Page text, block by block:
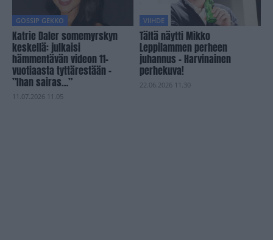
GOSSIP GEKKO
Katrie Daler somemyrskyn
keskellä: julkaisi
hämmentävän videon 11-
vuotiaasta tyttärestään –
”Ihan sairas…”
11.07.2026 11.05
VIIHDE
Tältä näytti Mikko
Leppilammen perheen
juhannus – Harvinainen
perhekuva!
22.06.2026 11.30